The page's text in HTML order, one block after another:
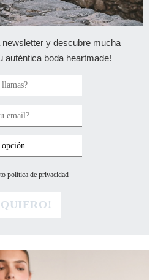
newsletter y descubre mucha
auténtica boda heartmade!
política de privacidad